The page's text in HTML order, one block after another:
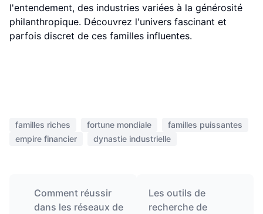
l'entendement, des industries variées à la générosité
philanthropique. Découvrez l'univers fascinant et
parfois discret de ces familles influentes.
familles riches fortune mondiale
familles puissantes
empire financier
dynastie industrielle
Comment réussir
dans les réseaux de
Les outils de
recherche de